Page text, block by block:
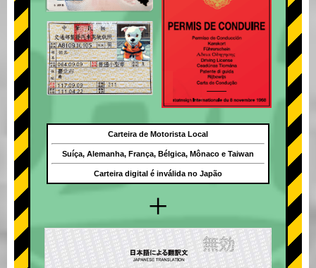
+
Carteira de Motorista Local
Suíça, Alemanha, França, Bélgica, Mônaco e Taiwan
Carteira digital é inválida no Japão